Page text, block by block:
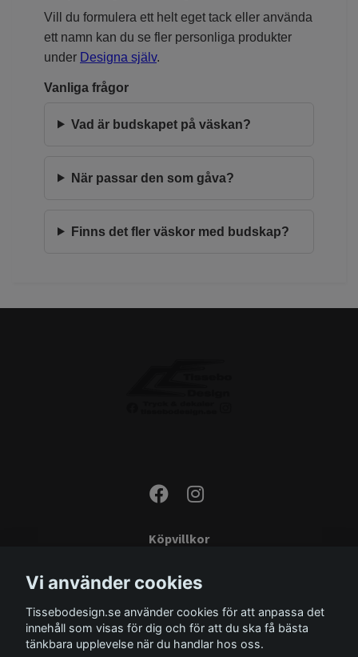
Vill du formulera ett helt eget tack eller använda
ett namn kan du se fler personliga produkter
under Designa själv.
Vanliga frågor
Vad är budskapet på väskan?
När passar den som gåva?
Finns det fler väskor med budskap?
Köpvillkor
Monteringsinstruktioner
Miljö
Storleksguide
Vi använder cookies
Tissebodesign.se använder cookies för att anpassa det
innehåll som visas för dig och för att du ska få bästa
tänkbara upplevelse när du handlar hos oss.